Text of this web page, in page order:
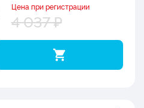
Цена при регистрации
4 037 ₽